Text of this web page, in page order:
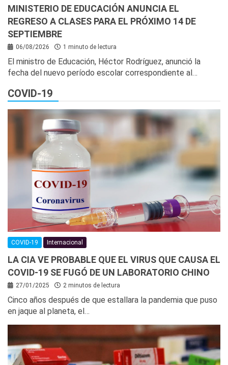
MINISTERIO DE EDUCACIÓN ANUNCIA EL
REGRESO A CLASES PARA EL PRÓXIMO 14 DE
SEPTIEMBRE
06/08/2026 1 minuto de lectura
El ministro de Educación, Héctor Rodríguez, anunció la
fecha del nuevo período escolar correspondiente al…
COVID-19
COVID-19 Internacional
LA CIA VE PROBABLE QUE EL VIRUS QUE CAUSA EL
COVID-19 SE FUGÓ DE UN LABORATORIO CHINO
27/01/2025 2 minutos de lectura
Cinco años después de que estallara la pandemia que puso
en jaque al planeta, el…